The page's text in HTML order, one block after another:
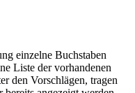
einzelne Buchstaben
Liste der vorhandenen
den Vorschlägen, tragen